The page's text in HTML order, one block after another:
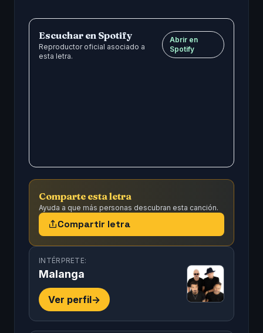
Escuchar en Spotify
Reproductor oficial asociado a
esta letra.
Abrir en
Spotify
Comparte esta letra
Ayuda a que más personas descubran esta canción.
Compartir letra
INTÉRPRETE:
Malanga
Ver perfil->